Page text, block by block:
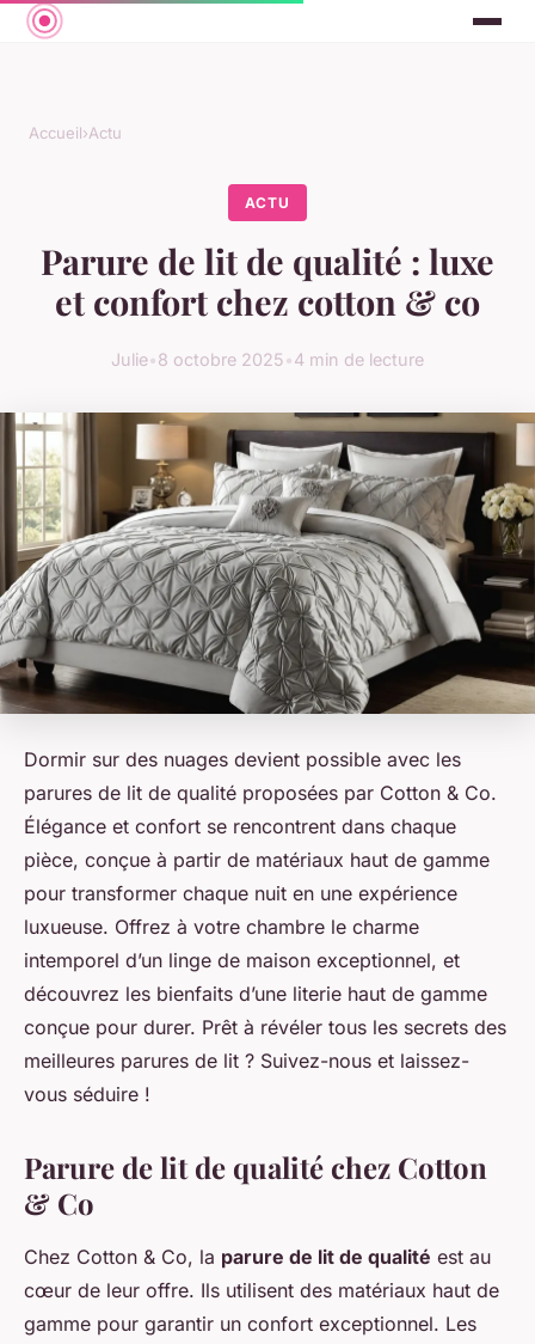
Accueil›Actu
ACTU
Parure de lit de qualité : luxe
et confort chez cotton & co
Julie•8 octobre 2025•4 min de lecture
Dormir sur des nuages devient possible avec les
parures de lit de qualité proposées par Cotton & Co.
Élégance et confort se rencontrent dans chaque
pièce, conçue à partir de matériaux haut de gamme
pour transformer chaque nuit en une expérience
luxueuse. Offrez à votre chambre le charme
intemporel d’un linge de maison exceptionnel, et
découvrez les bienfaits d’une literie haut de gamme
conçue pour durer. Prêt à révéler tous les secrets des
meilleures parures de lit ? Suivez-nous et laissez-
vous séduire !
Parure de lit de qualité chez Cotton
& Co
Chez Cotton & Co, la parure de lit de qualité est au
cœur de leur offre. Ils utilisent des matériaux haut de
gamme pour garantir un confort exceptionnel. Les